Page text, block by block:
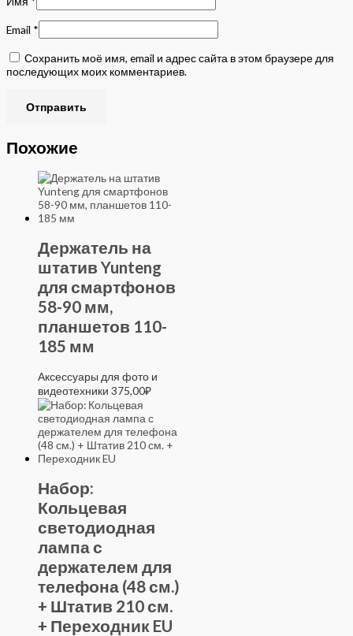
Email *
Сохранить моё имя, email и адрес сайта в этом браузере для
последующих моих комментариев.
Похожие
Держатель на
штатив Yunteng
для смартфонов
58-90 мм,
планшетов 110-
185 мм
Аксессуары для фото и
видеотехники 375,00₽
Набор:
Кольцевая
светодиодная
лампа с
держателем для
телефона (48 см.)
+ Штатив 210 см.
+ Переходник EU